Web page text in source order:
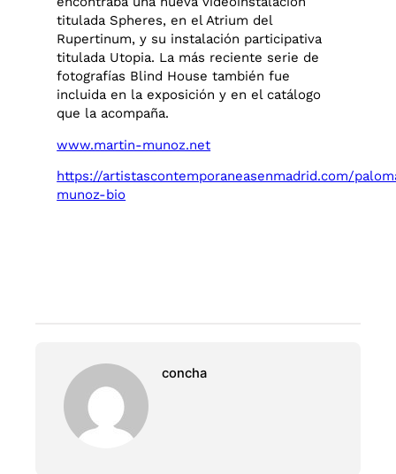
titulada Spheres, en el Atrium del
Rupertinum, y su instalación participativa
titulada Utopia. La más reciente serie de
fotografías Blind House también fue
incluida en la exposición y en el catálogo
que la acompaña.
www.martin-munoz.net
https://artistascontemporaneasenmadrid.com/
munoz-bio
concha